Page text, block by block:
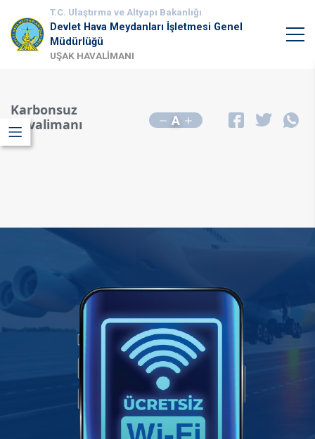
T.C. Ulaştırma ve Altyapı Bakanlığı
Devlet Hava Meydanları İşletmesi Genel
Müdürlüğü
UŞAK HAVALİMANI
Karbonsuz
Havalimanı
A